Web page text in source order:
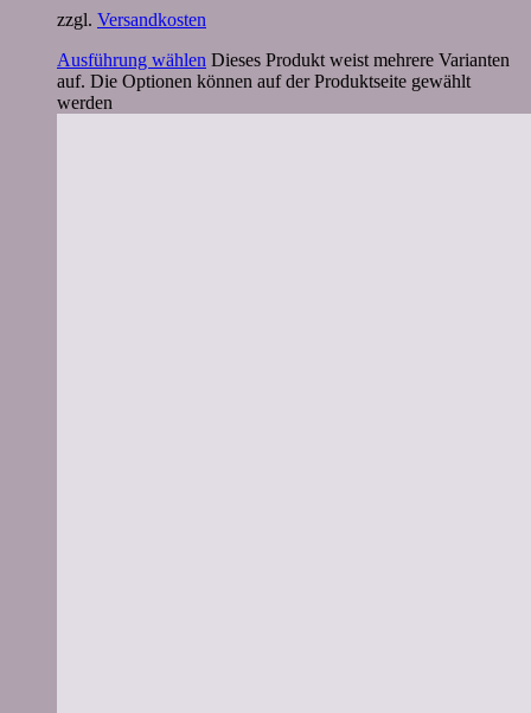
zzgl. Versandkosten
Ausführung wählen Dieses Produkt weist mehrere Varianten
auf. Die Optionen können auf der Produktseite gewählt
werden